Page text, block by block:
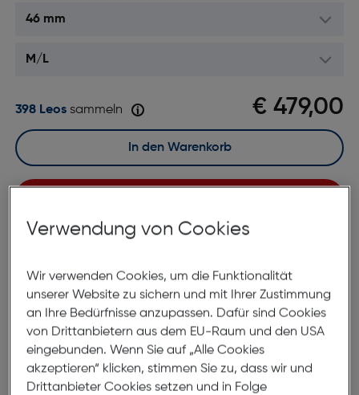
€ 479,00
398 Leossammeln
In den Warenkorb
vergleichen
7 bis 9 Werktage Lieferzeit
Nach Hause liefern
Selbstabholung in Verfügbarkeit prüfen
Produktbeschreibung
Verwendung von Cookies
Wir verwenden Cookies, um die Funktionalität
unserer Website zu sichern und mit Ihrer Zustimmung
an Ihre Bedürfnisse anzupassen. Dafür sind Cookies
von Drittanbietern aus dem EU-Raum und den USA
eingebunden. Wenn Sie auf „Alle Cookies
akzeptieren“ klicken, stimmen Sie zu, dass wir und
Drittanbieter Cookies setzen und in Folge